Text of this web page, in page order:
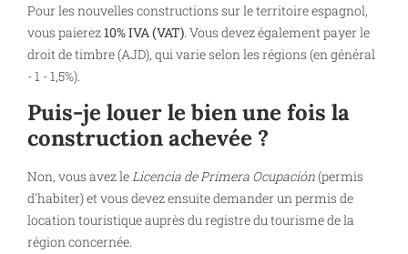
Pour les nouvelles constructions sur le territoire espagnol,
vous paierez 10% IVA (VAT) . Vous devez également payer le
droit de timbre (AJD), qui varie selon les régions (en général
- 1 - 1,5%).
Puis-je louer le bien une fois la
construction achevée ?
Non, vous avez leLicencia de Primera Ocupación(permis
d'habiter) et vous devez ensuite demander un permis de
location touristique auprès du registre du tourisme de la
région concernée.